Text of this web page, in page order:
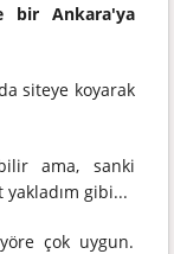
bir Ankara'ya
siteye koyarak
ama, sanki
gibi...
çok uygun.